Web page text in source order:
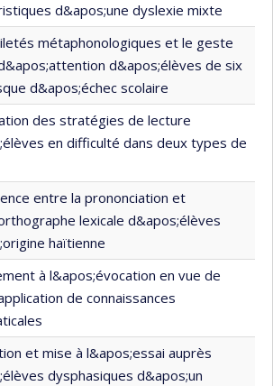
d&apos;une dyslexie mixte
métaphonologiques et le geste
d&apos;élèves de six
d&apos;échec scolaire
des stratégies de lecture
en difficulté dans deux types de
entre la prononciation et
lexicale d&apos;élèves
haïtienne
à l&apos;évocation en vue de
de connaissances
et mise à l&apos;essai auprès
dysphasiques d&apos;un